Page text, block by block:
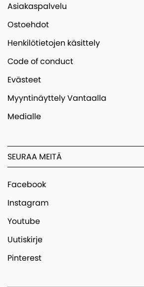
Asiakaspalvelu
Ostoehdot
Henkilötietojen käsittely
Code of conduct
Evästeet
Myyntinäyttely Vantaalla
Medialle
SEURAA MEITÄ
Facebook
Instagram
Youtube
Uutiskirje
Pinterest